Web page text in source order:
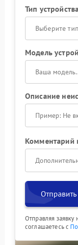
Тип
Выберите
Модель
Описание
Комментарий
Отправляя
соглашаетесь с